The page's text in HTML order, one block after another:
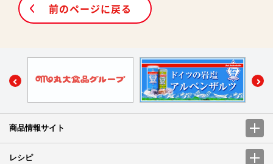
前のページに戻る
商品情報サイト
レシピ